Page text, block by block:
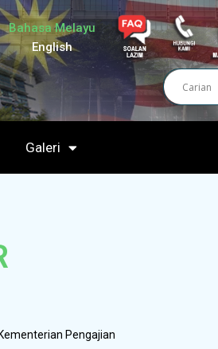
Bahasa Melayu
English
Galeri
Pengajian